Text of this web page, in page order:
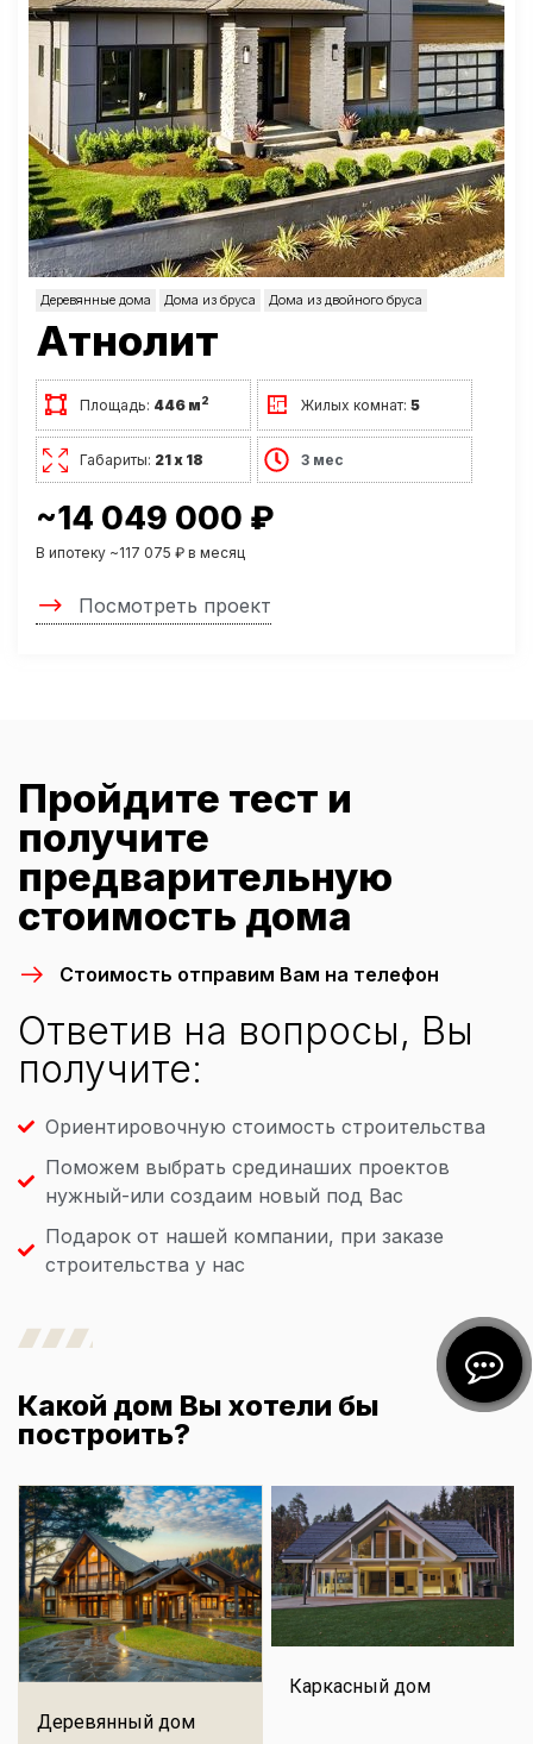
Деревянные дома Дома из бруса Дома из двойного бруса
Атнолит
Площадь: 446 м2 Жилых комнат:5
Габариты: 21 х 18 3 мес
~14 049 000 ₽
В ипотеку ~117 075 ₽ в месяц
Посмотреть проект
Пройдите тест и
получите
предварительную
стоимость дома
Стоимость отправим Вам на телефон
Ответив на вопросы, Вы
получите:
Ориентировочную стоимость строительства
Поможем выбрать срединаших проектов
нужный-или создаим новый под Вас
Подарок от нашей компании, при заказе
строительства у нас
Какой дом Вы хотели бы
построить?
Деревянный дом
Каркасный дом